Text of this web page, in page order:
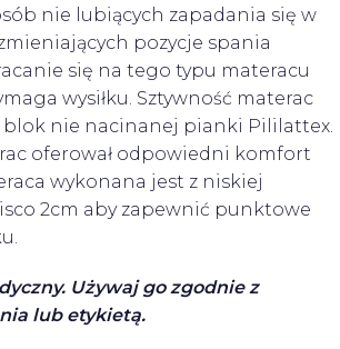
nie lubiących zapadania się w
pozycje spania
się na tego typu materacu
wysiłku. Sztywność materac
blok nie nacinanej pianki Pililattex.
oferował odpowiedni komfort
wykonana jest z niskiej
2cm aby zapewnić punktowe
Używaj go zgodnie z
lub etykietą.